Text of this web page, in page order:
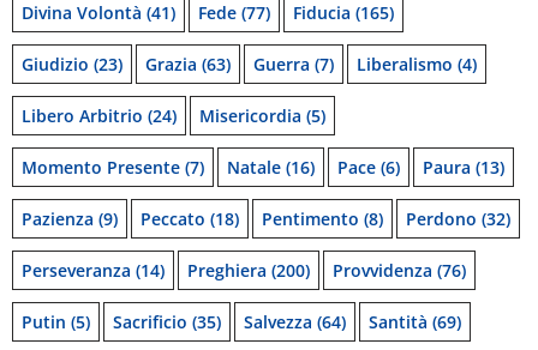
Divina Volontà (41) Fede (77) Fiducia (165)
Giudizio (23) Grazia (63) Guerra (7) Liberalismo (4)
Libero Arbitrio (24) Misericordia (5)
Momento Presente (7) Natale (16) Pace (6) Paura (13)
Pazienza (9) Peccato (18) Pentimento (8) Perdono (32)
Perseveranza (14) Preghiera (200) Provvidenza (76)
Putin (5) Sacrificio (35) Salvezza (64) Santità (69)